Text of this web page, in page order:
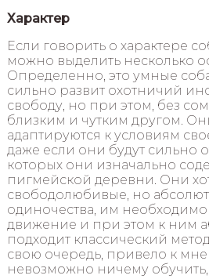
Характер
Если говорить о характере
можно выделить несколько
Определенно, это умные
сильно развит охотничий
свободу, но при этом, без
близким и чутким другом.
адаптируются к условиям
даже если они будут сильно
которых они изначально
пигмейской деревни. Они
свободолюбивые, но
одиночества, им
движение и при этом к ним
подходит классический
свою очередь, привело к
невозможно ничему